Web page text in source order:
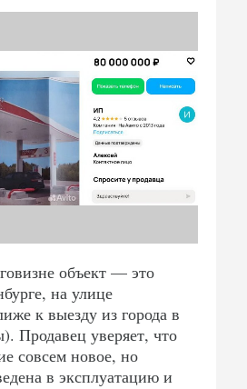
объект — это
на улице
к выезду из города в
Продавец уверяет, что
совсем новое, но
в эксплуатацию и